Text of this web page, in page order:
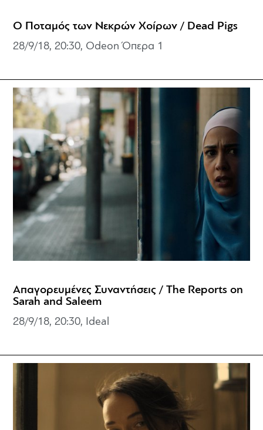
Ο Ποταμός των Νεκρών Χοίρων / Dead Pigs
28/9/18, 20:30, Odeon Όπερα 1
Απαγορευμένες Συναντήσεις / The Reports on
Sarah and Saleem
28/9/18, 20:30, Ideal